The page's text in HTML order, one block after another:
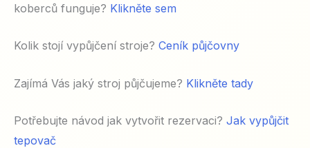
koberců funguje? Klikněte sem
Kolik stojí vypůjčení stroje? Ceník půjčovny
Zajímá Vás jaký stroj půjčujeme? Klikněte tady
Potřebujte návod jak vytvořit rezervaci? Jak vypůjčit
tepovač